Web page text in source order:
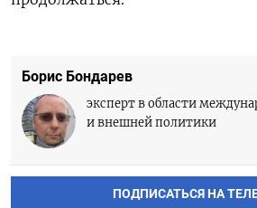
Борис Бондарев
эксперт в области
и внешней политики
ПОДПИСАТЬСЯ НА